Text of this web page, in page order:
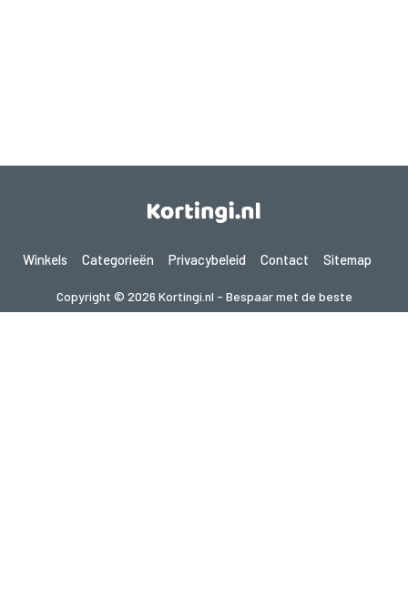
Winkels Categorieën Privacybeleid Contact Sitemap
Copyright © 2026 Kortingi.nl - Bespaar met de beste
kortingscodes 2026. Alle rechten voorbehouden.